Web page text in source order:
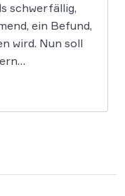
schwerfällig,
ein Befund,
wird. Nun soll
künftig